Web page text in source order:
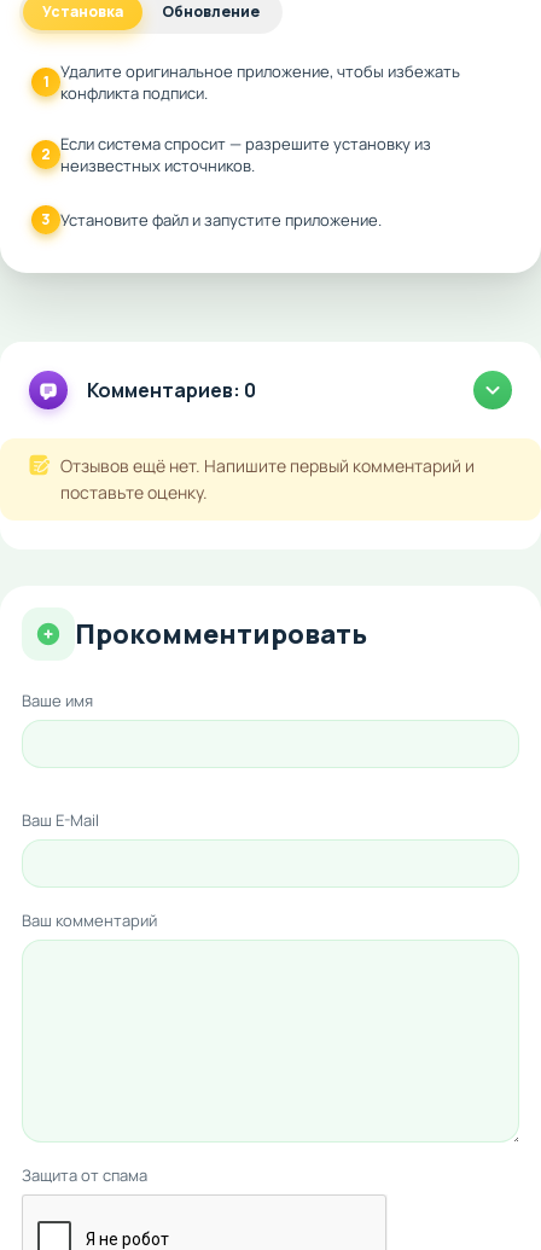
Установка Обновление
1 Удалите оригинальное приложение, чтобы избежать
конфликта подписи.
2 Если система спросит — разрешите установку из
неизвестных источников.
3 Установите файл и запустите приложение.
Комментариев: 0
Отзывов ещё нет. Напишите первый комментарий и
поставьте оценку.
Прокомментировать
Ваше имя
Ваш E-Mail
Ваш комментарий
Защита от спама